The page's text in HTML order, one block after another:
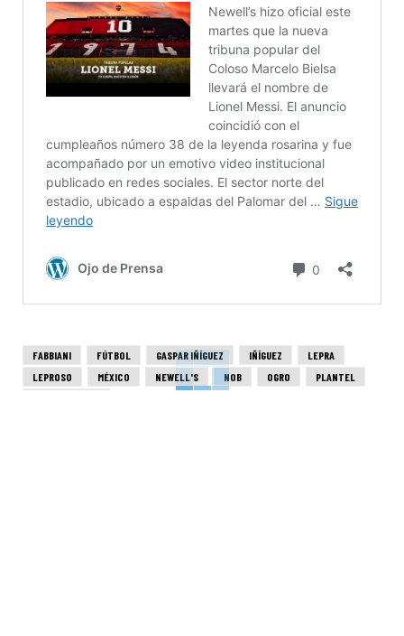
FABBIANI FÚTBOL GASPAR IÑÍGUEZ IÑÍGUEZ
LEPRA
LEPROSO
MÉXICO NEWELL'S NOB OGRO
PLANTEL